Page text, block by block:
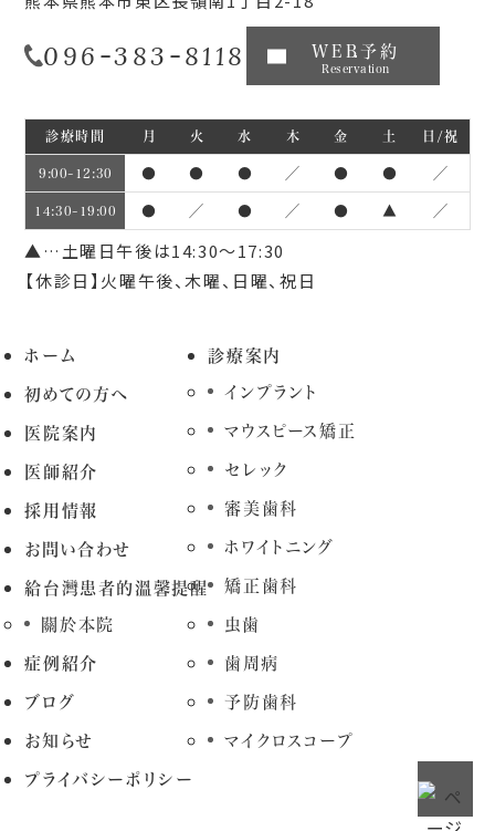
096-383-8118 WEB予約
Reservation
診療時間 月 火 水 木 金 土 日/祝
9:00~12:30 ● ● ● ／ ● ● ／
14:30~19:00 ● ／ ● ／ ● ▲ ／
▲…土曜日午後は14:30～17:30
【休診日】火曜午後、木曜、日曜、祝日
ホーム
初めての方へ
医院案内
医師紹介
採用情報
お問い合わせ
給台灣患者的溫馨提醒
關於本院
症例紹介
ブログ
お知らせ
プライバシーポリシー
診療案内
インプラント
マウスピース矯正
セレック
審美歯科
ホワイトニング
矯正歯科
虫歯
歯周病
予防歯科
マイクロスコープ